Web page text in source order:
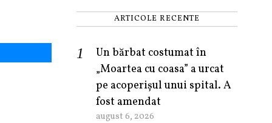
ARTICOLE RECENTE
Un bărbat costumat în
„Moartea cu coasa” a urcat
pe acoperișul unui spital. A
fost amendat
august 6, 2026